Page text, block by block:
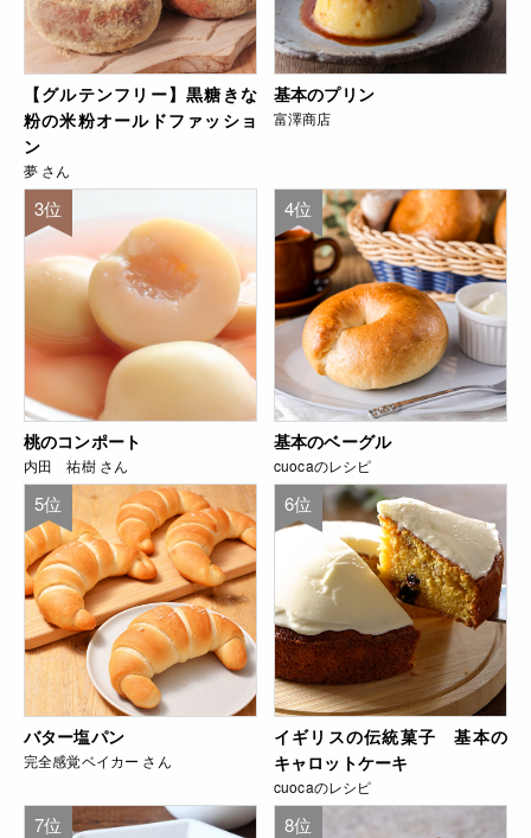
【グルテンフリー】黒糖きな
粉の米粉オールドファッショ
ン
夢 さん
基本のプリン
富澤商店
3位
桃のコンポート
内田 祐樹 さん
4位
基本のベーグル
cuocaのレシピ
5位
バター塩パン
完全感覚ベイカー さん
6位
イギリスの伝統菓子 基本の
キャロットケーキ
cuocaのレシピ
7位 8位